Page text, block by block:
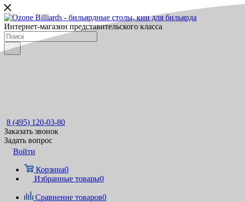
Интернет-магазин представительского класса
8 (495) 120-03-80
Заказать звонок
Задать вопрос
Войти
Корзина0
Избранные товары0
Сравнение товаров0